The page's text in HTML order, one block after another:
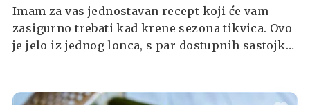
Imam za vas jednostavan recept koji će vam
zasigurno trebati kad krene sezona tikvica. Ovo
je jelo iz jednog lonca, s par dostupnih sastojka,
tikvicama, limunovim sokom i češnjakom.